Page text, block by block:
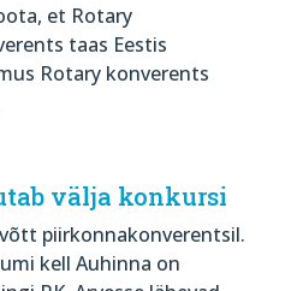
et Rotary
taas Eestis
Rotary konverents
välja konkursi
piirkonnakonverentsil.
kell Auhinna on